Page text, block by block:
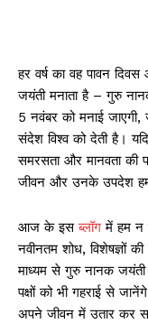
हर वर्ष का वह पावन
जयंती मनाता है – गुरु
5 नवंबर को मनाई
संदेश विश्व को देती है।
समरसता और मानवता की
जीवन और उनके उपदेश
आज के इसब्लॉग में हम न
नवीनतम शोध, विशेषज्ञों
माध्यम से गुरु नानक
पक्षों को भी गहराई से
अपने जीवन में उतार कर